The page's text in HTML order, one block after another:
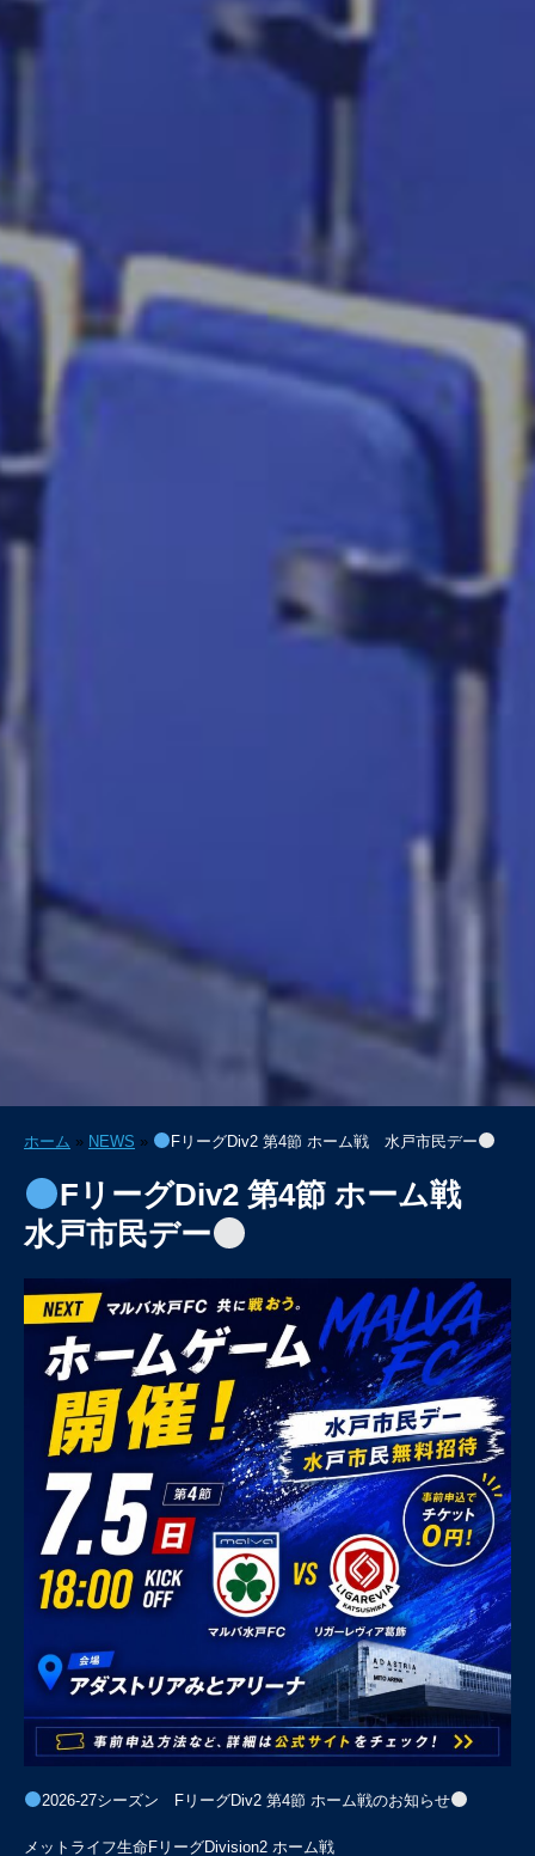
ホーム » NEWS » FリーグDiv2 第4節 ホーム戦 水戸市民デー
FリーグDiv2 第4節 ホーム戦
水戸市民デー
2026-27シーズン FリーグDiv2 第4節 ホーム戦のお知らせ
メットライフ生命FリーグDivision2 ホーム戦